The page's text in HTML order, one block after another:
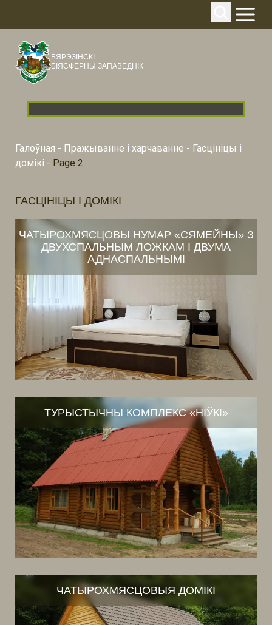
БЯРЭЗІНСКІ
БІЯСФЕРНЫ ЗАПАВЕДНІК
Галоўная - Пражыванне і харчаванне - Гасцініцы і
домікі - Page 2
ГАСЦІНІЦЫ І ДОМІКІ
ЧАТЫРОХМЯСЦОВЫ НУМАР «СЯМЕЙНЫ» З
ДВУХСПАЛЬНЫМ ЛОЖКАМ І ДВУМА
АДНАСПАЛЬНЫМІ
ТУРЫСТЫЧНЫ КОМПЛЕКС «НІЎКІ»
ЧАТЫРОХМЯСЦОВЫЯ ДОМІКІ